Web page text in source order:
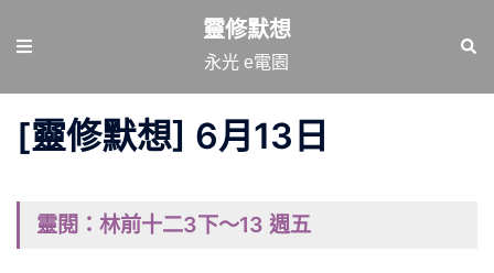
要
靈修默想
永光 e電園
[靈修默想] 6月13日
靈閱：林前十二3下～13 週五